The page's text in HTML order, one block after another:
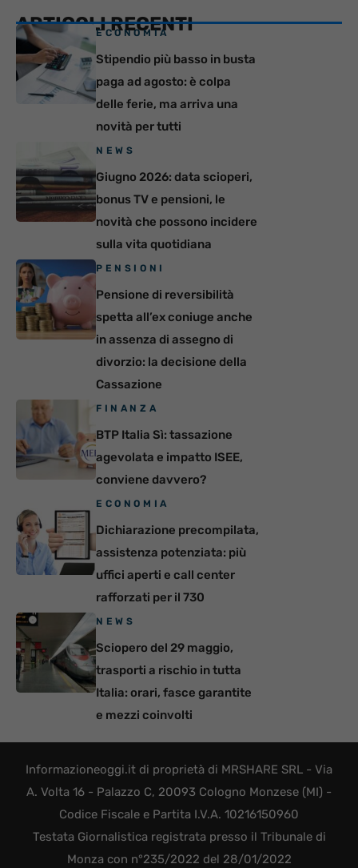
ARTICOLI RECENTI
ECONOMIA
Stipendio più basso in busta
paga ad agosto: è colpa
delle ferie, ma arriva una
novità per tutti
NEWS
Giugno 2026: data scioperi,
bonus TV e pensioni, le
novità che possono incidere
sulla vita quotidiana
PENSIONI
Pensione di reversibilità
spetta all’ex coniuge anche
in assenza di assegno di
divorzio: la decisione della
Cassazione
FINANZA
BTP Italia Sì: tassazione
agevolata e impatto ISEE,
conviene davvero?
ECONOMIA
Dichiarazione precompilata,
assistenza potenziata: più
uffici aperti e call center
rafforzati per il 730
NEWS
Sciopero del 29 maggio,
trasporti a rischio in tutta
Italia: orari, fasce garantite
e mezzi coinvolti
Informazioneoggi.it di proprietà di MRSHARE SRL - Via
A. Volta 16 - Palazzo C, 20093 Cologno Monzese (MI) -
Codice Fiscale e Partita I.V.A. 10216150960
Testata Giornalistica registrata presso il Tribunale di
Monza con n°235/2022 del 28/01/2022